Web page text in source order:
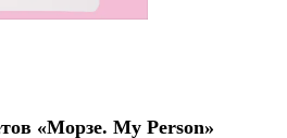
«Морзе. My Person»